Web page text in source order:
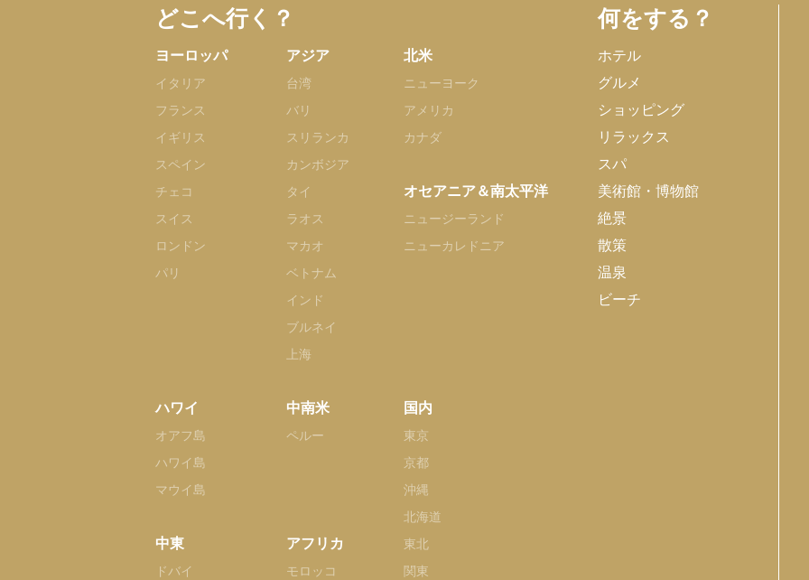
どこへ行く？
ヨーロッパ
イタリア
フランス
イギリス
スペイン
チェコ
スイス
ロンドン
パリ
ハワイ
オアフ島
ハワイ島
マウイ島
中東
ドバイ
アジア
台湾
バリ
スリランカ
カンボジア
タイ
ラオス
マカオ
ベトナム
インド
ブルネイ
上海
中南米
ペルー
アフリカ
モロッコ
北米
ニューヨーク
アメリカ
カナダ
オセアニア＆南太平洋
ニュージーランド
ニューカレドニア
国内
東京
京都
沖縄
北海道
東北
関東
何をする？
ホテル
グルメ
ショッピング
リラックス
スパ
美術館・博物館
絶景
散策
温泉
ビーチ